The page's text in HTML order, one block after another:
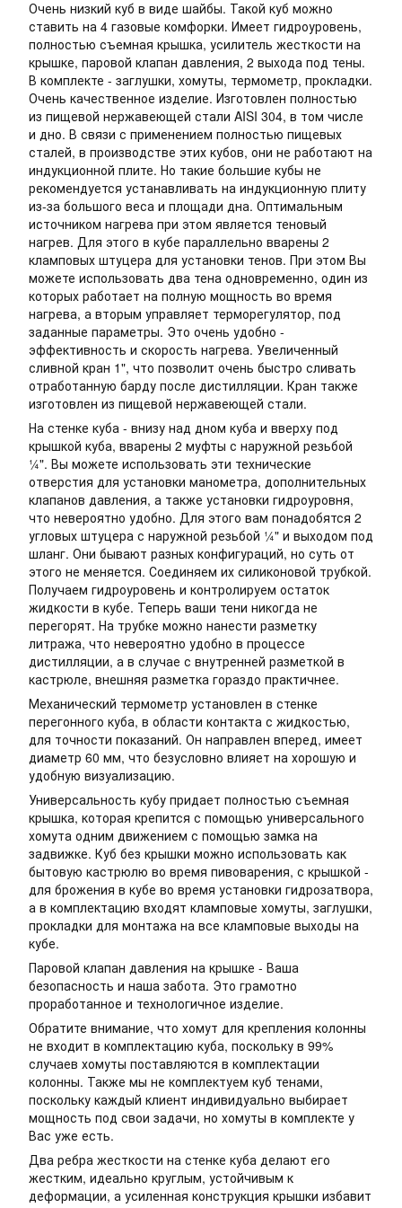
Очень низкий куб в виде шайбы. Такой куб можно
ставить на 4 газовые комфорки. Имеет гидроуровень,
полностью съемная крышка, усилитель жесткости на
крышке, паровой клапан давления, 2 выхода под тены.
В комплекте - заглушки, хомуты, термометр, прокладки.
Очень качественное изделие. Изготовлен полностью
из пищевой нержавеющей стали AISI 304, в том числе
и дно. В связи с применением полностью пищевых
сталей, в производстве этих кубов, они не работают на
индукционной плите. Но такие большие кубы не
рекомендуется устанавливать на индукционную плиту
из-за большого веса и площади дна. Оптимальным
источником нагрева при этом является теновый
нагрев. Для этого в кубе параллельно вварены 2
кламповых штуцера для установки тенов. При этом Вы
можете использовать два тена одновременно, один из
которых работает на полную мощность во время
нагрева, а вторым управляет терморегулятор, под
заданные параметры. Это очень удобно -
эффективность и скорость нагрева. Увеличенный
сливной кран 1", что позволит очень быстро сливать
отработанную барду после дистилляции. Кран также
изготовлен из пищевой нержавеющей стали.
На стенке куба - внизу над дном куба и вверху под
крышкой куба, вварены 2 муфты с наружной резьбой
¼". Вы можете использовать эти технические
отверстия для установки манометра, дополнительных
клапанов давления, а также установки гидроуровня,
что невероятно удобно. Для этого вам понадобятся 2
угловых штуцера с наружной резьбой ¼" и выходом под
шланг. Они бывают разных конфигураций, но суть от
этого не меняется. Соединяем их силиконовой трубкой.
Получаем гидроуровень и контролируем остаток
жидкости в кубе. Теперь ваши тени никогда не
перегорят. На трубке можно нанести разметку
литража, что невероятно удобно в процессе
дистилляции, а в случае с внутренней разметкой в
кастрюле, внешняя разметка гораздо практичнее.
Механический термометр установлен в стенке
перегонного куба, в области контакта с жидкостью,
для точности показаний. Он направлен вперед, имеет
диаметр 60 мм, что безусловно влияет на хорошую и
удобную визуализацию.
Универсальность кубу придает полностью съемная
крышка, которая крепится с помощью универсального
хомута одним движением с помощью замка на
задвижке. Куб без крышки можно использовать как
бытовую кастрюлю во время пивоварения, с крышкой -
для брожения в кубе во время установки гидрозатвора,
а в комплектацию входят кламповые хомуты, заглушки,
прокладки для монтажа на все кламповые выходы на
кубе.
Паровой клапан давления на крышке - Ваша
безопасность и наша забота. Это грамотно
проработанное и технологичное изделие.
Обратите внимание, что хомут для крепления колонны
не входит в комплектацию куба, поскольку в 99%
случаев хомуты поставляются в комплектации
колонны. Также мы не комплектуем куб тенами,
поскольку каждый клиент индивидуально выбирает
мощность под свои задачи, но хомуты в комплекте у
Вас уже есть.
Два ребра жесткости на стенке куба делают его
жестким, идеально круглым, устойчивым к
деформации, а усиленная конструкция крышки избавит